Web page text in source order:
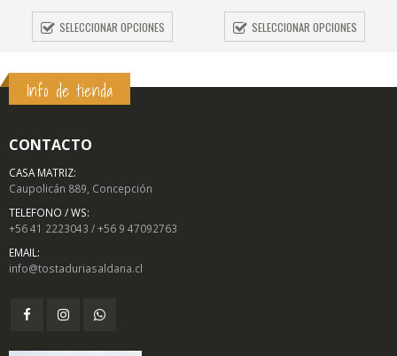
SELECCIONAR OPCIONES SELECCIONAR OPCIONES
Info de tienda
CONTACTO
CASA MATRIZ:
Caupolicán 889, Concepción
TELEFONO / WS:
+56 41 2223043 / +56 9 47092763
EMAIL:
info@tostaduriasaldana.cl